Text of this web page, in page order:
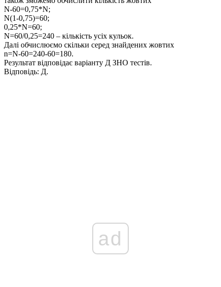
N-60=0,75*N;
N(1-0,75)=60;
0,25*N=60;
N=60/0,25=240 – кількість усіх кульок.
Далі обчислюємо скільки серед знайдених жовтих
n=N-60=240-60=180.
Результат відповідає варіанту Д ЗНО тестів.
Відповідь: Д.
ad